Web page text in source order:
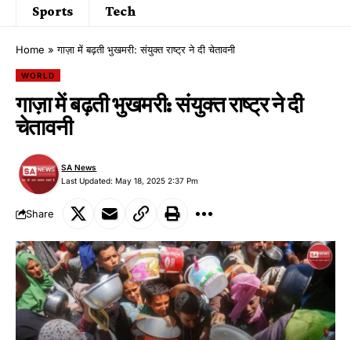
Sports
Tech
Home »गाज़ा में बढ़ती भुखमरी: संयुक्त राष्ट्र ने दी चेतावनी
WORLD
गाज़ा में बढ़ती भुखमरी: संयुक्त राष्ट्र ने दी
चेतावनी
Last Updated: May 18, 2025 2:37 Pm
SA News
Share